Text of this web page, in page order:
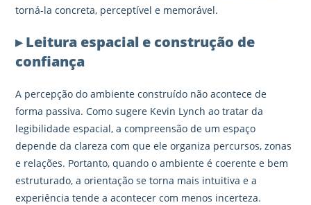
torná-la concreta, perceptível e memorável.
▸ Leitura espacial e construção de
confiança
A percepção do ambiente construído não acontece de
forma passiva. Como sugere Kevin Lynch ao tratar da
legibilidade espacial, a compreensão de um espaço
depende da clareza com que ele organiza percursos, zonas
e relações. Portanto, quando o ambiente é coerente e bem
estruturado, a orientação se torna mais intuitiva e a
experiência tende a acontecer com menos incerteza.